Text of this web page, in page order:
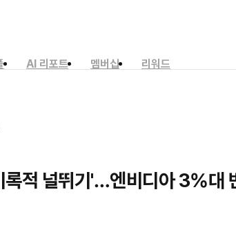
AI 리포트 멤버십
리워드
록적 널뛰기'…엔비디아 3%대